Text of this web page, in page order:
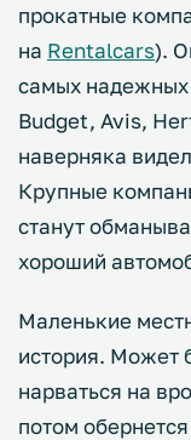
прокатные
на Rentalcars).
самых
Budget, Avis,
наверняка
Крупные
станут
хороший
Маленькие
история. Может
нарваться на
потом